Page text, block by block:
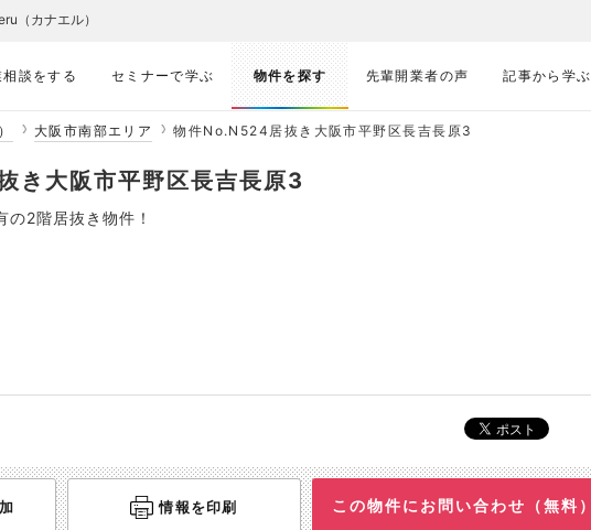
談をする セミナーで学ぶ 物件を探す 先輩開業者の声 記事から学ぶ
（カナエル）
大阪市南部エリア 物件No.N524居抜き大阪市平野区長吉長原3
き大阪市平野区長吉長原3
2階居抜き物件！
情報を印刷 この物件にお問い合わせ（無料）